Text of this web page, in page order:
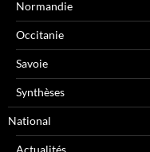
Normandie
Occitanie
Savoie
Synthèses
National
Actualités